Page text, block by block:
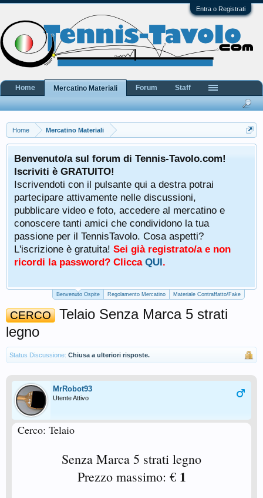
Entra o Registrati
Home Mercatino Materiali
Benvenuto/a sul forum di Tennis-Tavolo.com!
Iscriviti è GRATUITO!
Iscrivendoti con il pulsante qui a destra potrai
partecipare attivamente nelle discussioni,
pubblicare video e foto, accedere al mercatino e
conoscere tanti amici che condividono la tua
passione per il TennisTavolo. Cosa aspetti?
L'iscrizione è gratuita! Sei già registrato/a e non
ricordi la password? Clicca QUI.
Benvenuto Ospite Regolamento Mercatino Materiale Contraffatto/Fake
CERCO
Telaio Senza Marca 5 strati
legno
Status Discussione: Chiusa a ulteriori risposte.
MrRobot93
Utente Attivo
Cerco: Telaio
Senza Marca 5 strati legno
Prezzo massimo: € 1
Home Mercatino Materiali Forum Staff